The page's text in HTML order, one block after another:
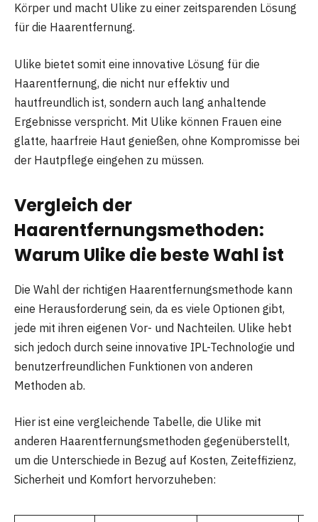
Körper und macht Ulike zu einer zeitsparenden Lösung
für die Haarentfernung.
Ulike bietet somit eine innovative Lösung für die
Haarentfernung, die nicht nur effektiv und
hautfreundlich ist, sondern auch lang anhaltende
Ergebnisse verspricht. Mit Ulike können Frauen eine
glatte, haarfreie Haut genießen, ohne Kompromisse bei
der Hautpflege eingehen zu müssen.
Vergleich der
Haarentfernungsmethoden:
Warum Ulike die beste Wahl ist
Die Wahl der richtigen Haarentfernungsmethode kann
eine Herausforderung sein, da es viele Optionen gibt,
jede mit ihren eigenen Vor- und Nachteilen. Ulike hebt
sich jedoch durch seine innovative IPL-Technologie und
benutzerfreundlichen Funktionen von anderen
Methoden ab.
Hier ist eine vergleichende Tabelle, die Ulike mit
anderen Haarentfernungsmethoden gegenüberstellt,
um die Unterschiede in Bezug auf Kosten, Zeiteffizienz,
Sicherheit und Komfort hervorzuheben: